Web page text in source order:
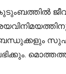
ബന്ധുക്കളും